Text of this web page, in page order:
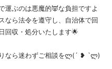
運ぶのは悪魔的👿な負担ですよ
なら法令を遵守し、自治体で回
回収・処分いたします🌟
りなら迷わずご相談をლ⁠(⁠´⁠ ⁠❥⁠ ⁠`⁠ლ⁠)